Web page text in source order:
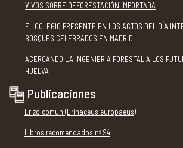
VIVOS SOBRE DEFORESTACIÓN IMPORTADA
EL COLEGIO PRESENTE EN LOS ACTOS DEL DÍA
BOSQUES CELEBRADOS EN MADRID
ACERCANDO LA INGENIERÍA FORESTAL A LOS
HUELVA
Publicaciones
Erizo común (Erinaceus europaeus)
Libros recomendados nº 94